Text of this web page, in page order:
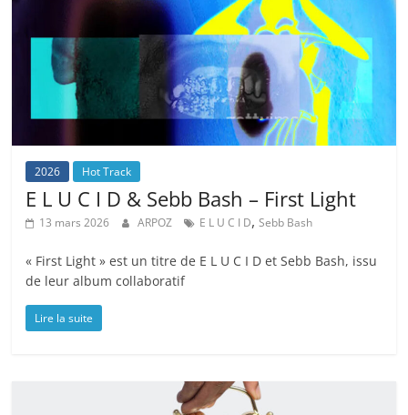
2026 Hot Track
E L U C I D & Sebb Bash – First Light
13 mars 2026 ARPOZ E L U C I D,Sebb Bash
« First Light » est un titre de E L U C I D et Sebb Bash, issu
de leur album collaboratif
Lire la suite